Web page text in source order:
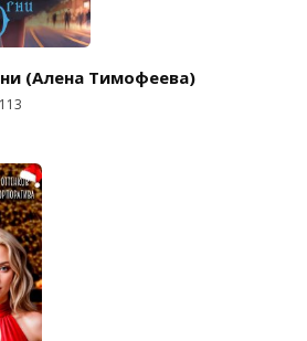
(Алена Тимофеева)
113